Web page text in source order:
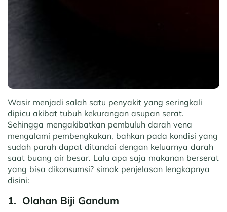
Wasir menjadi salah satu penyakit yang seringkali
dipicu akibat tubuh kekurangan asupan serat.
Sehingga mengakibatkan pembuluh darah vena
mengalami pembengkakan, bahkan pada kondisi yang
sudah parah dapat ditandai dengan keluarnya darah
saat buang air besar. Lalu apa saja makanan berserat
yang bisa dikonsumsi? simak penjelasan lengkapnya
disini:
1. Olahan Biji Gandum